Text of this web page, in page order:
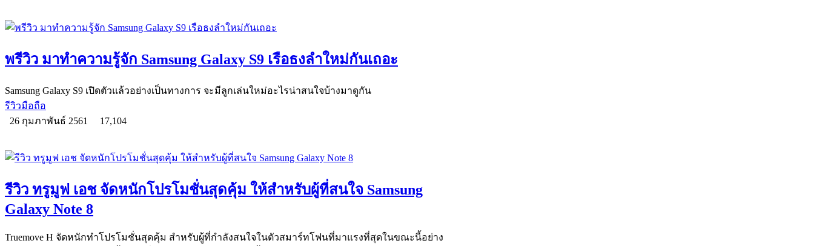
พรีวิว มาทำความรู้จัก Samsung Galaxy S9 เรือธงลำใหม่กันเถอะ
Samsung Galaxy S9 เปิดตัวแล้วอย่างเป็นทางการ จะมีลูกเล่นใหม่อะไรน่าสนใจบ้างมาดูกัน
รีวิวมือถือ
26 กุมภาพันธ์ 2561
17,104
รีวิว ทรูมูฟ เอช จัดหนักโปรโมชั่นสุดคุ้ม ให้สำหรับผู้ที่สนใจ Samsung
Galaxy Note 8
Truemove H จัดหนักทำโปรโมชั่นสุดคุ้ม สำหรับผู้ที่กำลังสนใจในตัวสมาร์ทโฟนที่มาแรงที่สุดในขณะนี้อย่าง